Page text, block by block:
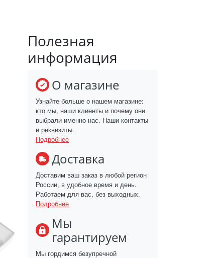
Полезная
информация
О магазине
Узнайте больше о нашем магазине:
кто мы, наши клиенты и почему они
выбрали именно нас. Наши контакты
и реквизиты.
Подробнее
Доставка
Доставим ваш заказ в любой регион
России, в удобное время и день.
Работаем для вас, без выходных.
Подробнее
Мы
гарантируем
Мы гордимся безупречной